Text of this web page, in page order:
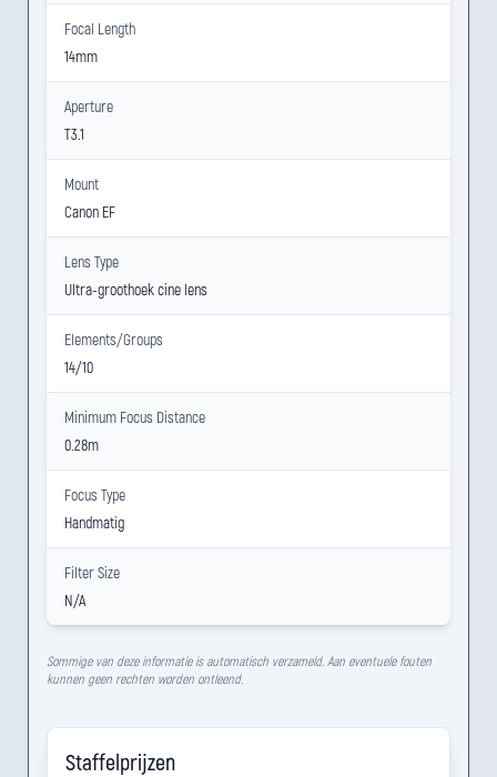
Focal Length
14mm
Aperture
T3.1
Mount
Canon EF
Lens Type
Ultra-groothoek cine lens
Elements/Groups
14/10
Minimum Focus Distance
0.28m
Focus Type
Handmatig
Filter Size
N/A
Sommige van deze informatie is automatisch verzameld. Aan eventuele fouten
kunnen geen rechten worden ontleend.
Staffelprijzen